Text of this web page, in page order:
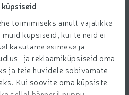
toimimiseks ainult vajalikke
küpsiseid, kui te neid ei
kasutame esimese ja
ja reklaamiküpsiseid oma
ja teie huvidele sobivamate
Kui soovite oma küpsiste